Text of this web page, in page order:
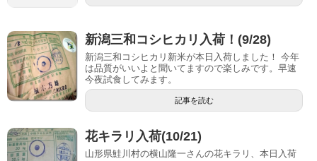
新潟三和コシヒカリ入荷！(9/28)
新潟三和コシヒカリ新米が本日入荷しました！ 今年
は品質がいいよと聞いてますので楽しみです。早速
今夜試食してみます。
記事を読む
花キラリ入荷(10/21)
山形県鮭川村の横山隆一さんの花キラリ、本日入荷